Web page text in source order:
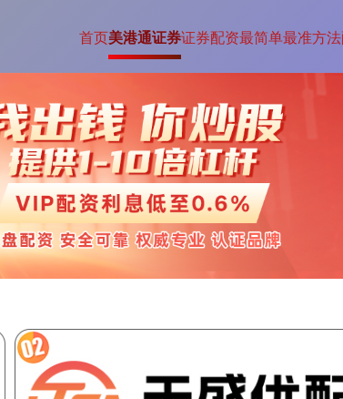
首页美港通证券证券配资最简单最准方法